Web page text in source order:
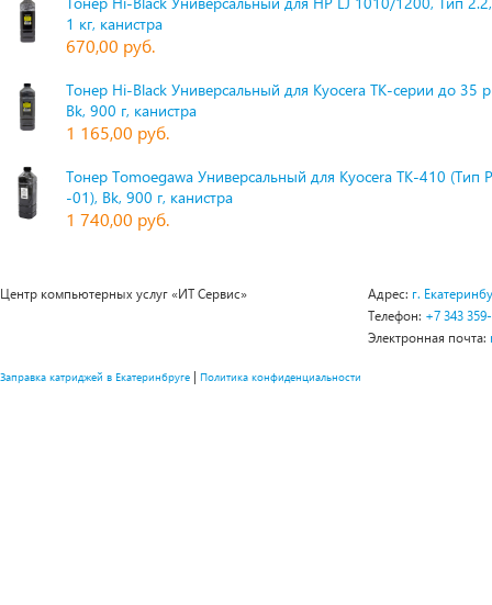
1 кг, канистра
670,00 руб.
Тонер Hi-Black Универсальный для Kyocera TK-серии до 35
Bk, 900 г, канистра
1 165,00 руб.
Тонер Tomoegawa Универсальный для Kyocera TK-410 (Тип
-01), Bk, 900 г, канистра
1 740,00 руб.
Центр компьютерных услуг «ИТ Сервис» Адрес: г.
Телефон: +7 343
Электронная почта:
Заправка катриджей в Екатеринбруге | Политика конфиденциальности